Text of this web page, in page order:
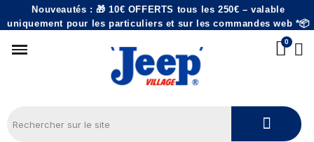
Nouveautés : 🎁 10€ OFFERTS tous les 250€ – valable
uniquement pour les particuliers et sur les commandes web *📦